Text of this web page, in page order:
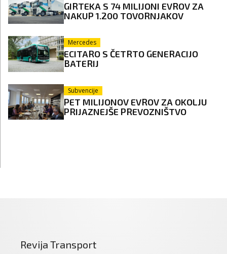
GIRTEKA S 74 MILIJONI EVROV ZA
NAKUP 1.200 TOVORNJAKOV
Mercedes
ECITARO S ČETRTO GENERACIJO
BATERIJ
Subvencije
PET MILIJONOV EVROV ZA OKOLJU
PRIJAZNEJŠE PREVOZNIŠTVO
Revija Transport